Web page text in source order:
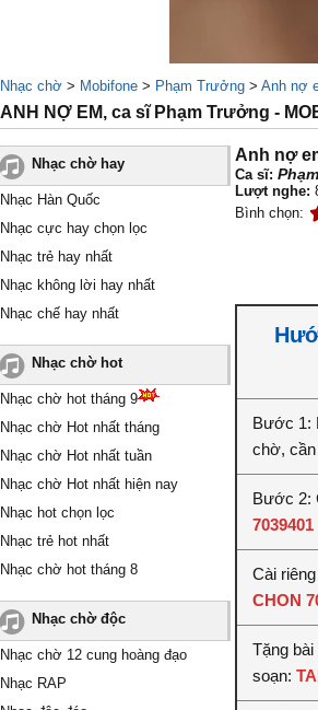
Nhạc chờ > Mobifone > Phạm Trưởng > Anh nợ
ANH NỢ EM, ca sĩ Phạm Trưởng -
Nhạc chờ hay
Nhạc Hàn Quốc
Nhạc cực hay chọn lọc
Nhạc trẻ hay nhất
Nhạc không lời hay nhất
Nhạc chế hay nhất
Nhạc chờ hot
Nhạc chờ hot tháng 9
Nhạc chờ Hot nhất tháng
Nhạc chờ Hot nhất tuần
Nhạc chờ Hot nhất hiện nay
Nhạc hot chọn lọc
Nhạc trẻ hot nhất
Nhạc chờ hot tháng 8
Nhạc chờ độc
Nhạc chờ 12 cung hoàng đạo
Nhạc RAP
Anh nợ
Ca sĩ:
Lượt nghe:
Bình chọn:
Bước 1:
chờ,
Bước 2:
7039401
Cài
CHON
Tặng
soạn: